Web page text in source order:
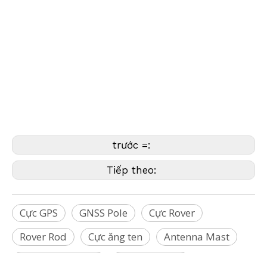
trước =:
Tiếp theo:
Cực GPS GNSS Pole
Cực Rover
Rover Rod
Cực ăng ten
Antenna Mast